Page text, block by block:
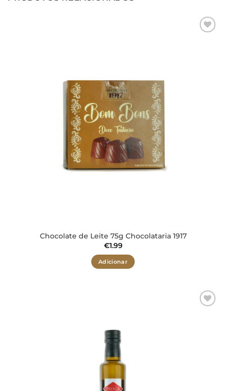
Chocolate de Leite 75g Chocolataria 1917
€1.99
Adicionar